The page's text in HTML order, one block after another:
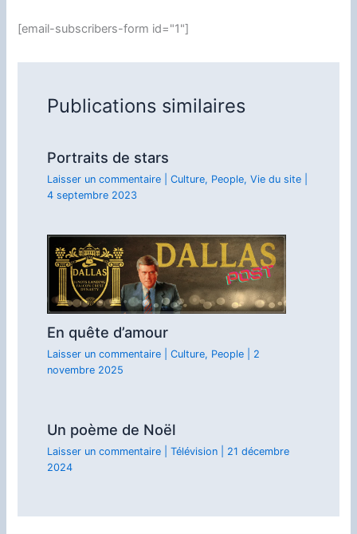
[email-subscribers-form id="1"]
Publications similaires
Portraits de stars
Laisser un commentaire Culture, People, Vie du site|
4 septembre 2023
En quête d’amour
Laisser un commentaire Culture, People| 2
novembre 2025
Un poème de Noël
Laisser un commentaire Télévision| 21 décembre
2024